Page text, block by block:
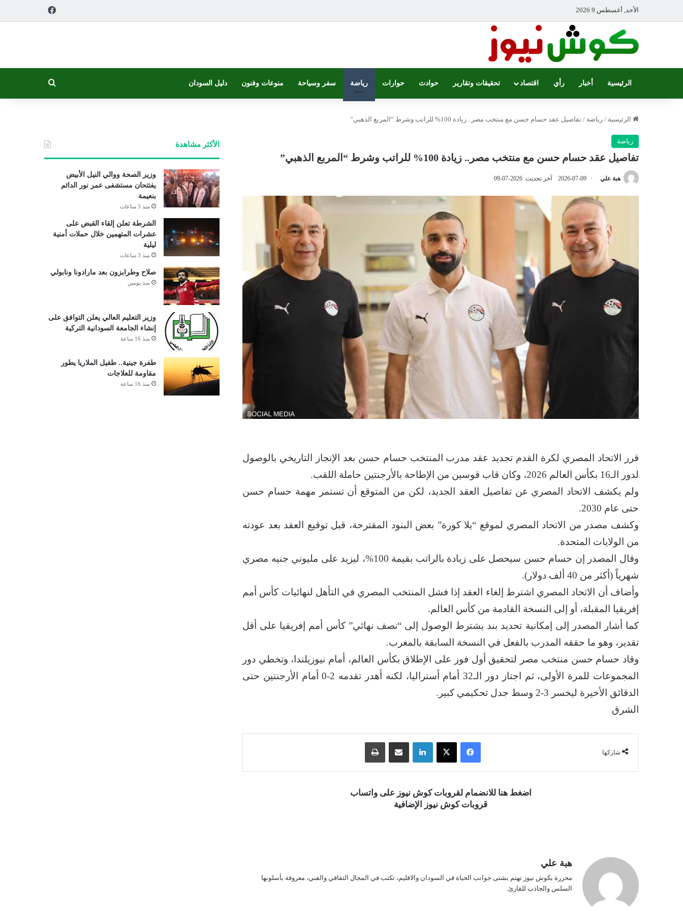
الأحد, أغسطس 9 2026
الرئيسية أخبار رأي اقتصاد تحقيقات وتقارير حوادث حوارات رياضة سفر وسياحة منوعات وفنون دليل السودان
الرئيسية / رياضة / تفاصيل عقد حسام حسن مع منتخب مصر.. زيادة 100% للراتب وشرط “المربع الذهبي”
رياضة
تفاصيل عقد حسام حسن مع منتخب مصر.. زيادة 100% للراتب وشرط “المربع الذهبي”
هبة علي 2026-07-09 آخر تحديث: 2026-07-09
قرر الاتحاد المصري لكرة القدم تجديد عقد مدرب المنتخب حسام حسن بعد الإنجاز التاريخي بالوصول
لدور الـ16 بكأس العالم 2026، وكان قاب قوسين من الإطاحة بالأرجنتين حاملة اللقب.
ولم يكشف الاتحاد المصري عن تفاصيل العقد الجديد، لكن من المتوقع أن تستمر مهمة حسام حسن
حتى عام 2030.
وكشف مصدر من الاتحاد المصري لموقع “يلا كورة” بعض البنود المقترحة، قبل توقيع العقد بعد عودته
من الولايات المتحدة.
وقال المصدر إن حسام حسن سيحصل على زيادة بالراتب بقيمة 100%، ليزيد على مليوني جنيه مصري
شهرياً (أكثر من 40 ألف دولار).
وأضاف أن الاتحاد المصري اشترط إلغاء العقد إذا فشل المنتخب المصري في التأهل لنهائيات كأس أمم
إفريقيا المقبلة، أو إلى النسخة القادمة من كأس العالم.
كما أشار المصدر إلى إمكانية تحديد بند يشترط الوصول إلى “نصف نهائي” كأس أمم إفريقيا على أقل
تقدير، وهو ما حققه المدرب بالفعل في النسخة السابقة بالمغرب.
وقاد حسام حسن منتخب مصر لتحقيق أول فوز على الإطلاق بكأس العالم، أمام نيوزيلندا، وتخطي دور
المجموعات للمرة الأولى، ثم اجتاز دور الـ32 أمام أستراليا، لكنه أهدر تقدمه 2-0 أمام الأرجنتين حتى
الدقائق الأخيرة ليخسر 3-2 وسط جدل تحكيمي كبير.
الشرق
شاركها
فيسبوك ‫X لينكدإن مشاركة عبر البريد
اضغط هنا للانضمام لقروبات كوش نيوز على واتساب
قروبات كوش نيوز الإضافية
هبة علي
محررة بكوش نيوز تهتم بشتى جوانب الحياة في السودان والاقليم، تكتب في المجال الثقافي والفني، معروفة بأسلوبها
السلس والجاذب للقارئ.
الأكثر مشاهدة
وزير الصحة ووالي النيل الأبيض
يفتتحان مستشفى عمر نور الدائم
بنعيمة
منذ 3 ساعات
الشرطة تعلن إلقاء القبض على
عشرات المتهمين خلال حملات أمنية
ليلية
منذ 3 ساعات
صلاح وطرابزون بعد مارادونا ونابولي
منذ يومين
وزير التعليم العالي يعلن التوافق على
إنشاء الجامعة السودانية التركية
منذ 16 ساعة
طفرة جينية.. طفيل الملاريا يطور
مقاومة للعلاجات
منذ 16 ساعة